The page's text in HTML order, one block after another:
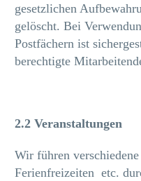
gesetzlichen
gelöscht. Bei
Postfächern ist
berechtigte
2.2 Veranstaltungen
Wir führen
Ferienfreizeiten etc.